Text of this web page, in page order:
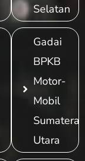
Selatan
Gadai
BPKB
Motor-
Mobil
Sumatera
Utara